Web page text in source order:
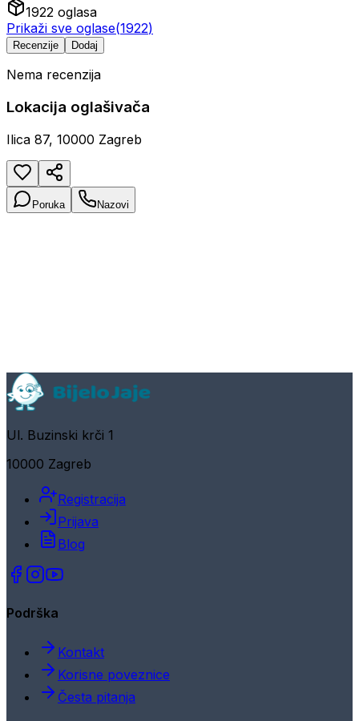
1922 oglasa
Prikaži sve oglase(1922)
Recenzije Dodaj
Nema recenzija
Lokacija oglašivača
Ilica 87, 10000 Zagreb
Poruka Nazovi
Ul. Buzinski krči 1
10000 Zagreb
Registracija
Prijava
Blog
Podrška
Kontakt
Korisne poveznice
Česta pitanja